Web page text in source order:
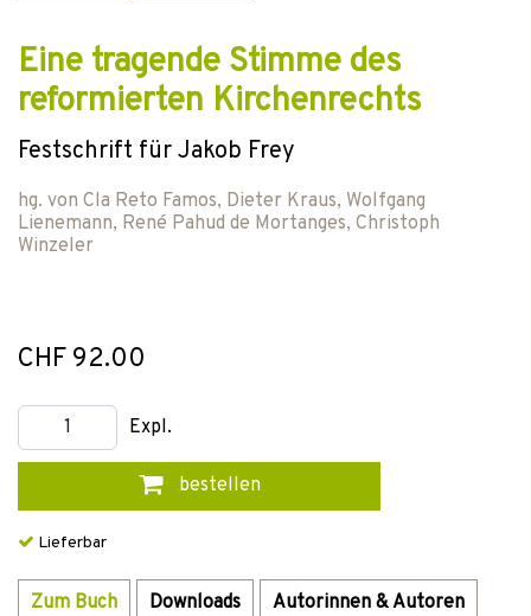
Eine tragende Stimme des
reformierten Kirchenrechts
Festschrift für Jakob Frey
hg. von Cla Reto Famos, Dieter Kraus, Wolfgang
Lienemann, René Pahud de Mortanges, Christoph
Winzeler
CHF 92.00
Expl.
bestellen
Lieferbar
Zum Buch Downloads Autorinnen & Autoren